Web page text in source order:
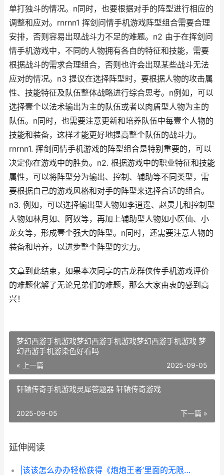
单打独斗的情况。n同时，也要根据对手的阵型进行相应的
调整和应对。rnrnn1 挥剑问情手机游戏阵型组合需要合理
安排，否则容易出现战斗力不足的难题。n2 由于在挥剑问
情手机游戏中，不同的人物拥有各自的特征和技能，需要
根据战斗的需求合理组合，否则也许会出现某些战斗无法
应对的情况。n3 提议在选择阵型时，要根据人物的攻击属
性、技能特征及队伍整体战略进行综合思考。n例如，可以
选择壹个以法术输出为主的队伍或者以肉盾型人物为主的
队伍。n同时，也需要注意更新和培养队伍中每壹个人物的
技能和装备，这样才能更好地提高整个队伍的战斗力。
rnrnn1. 挥剑问情手机游戏的阵型组合是特别重要的，可以
决定你在游戏中的胜负。n2. 根据游戏中的职业特征和技能
属性，可以将阵型分为输出、控制、辅助等不同类型，需
要根据自己的游戏风格和对手的阵型来选择合适的组合。
n3. 例如，可以选择输出型人物如李逍遥、赵灵儿和控制型
人物如林月如、阿奴等，再加上辅助型人物如小医仙、小
龙女等，形成壹个强大的阵型。n同时，还需要注意人物的
装备和培养，以进步整个阵型的实力。
文章到此结束，如果本次同享的古龙群侠传手机游戏评价
的难题化解了无论兄弟们的难题，那么大家由衷的感到高
兴！
梦幻西游手机游戏梦幻西游手机游戏梦幻西游手机游戏 梦
幻西游手机游染色好看吗
« 上一篇 2025-09-05
轩辕传奇手机游戏灵犀答题器 轩辕传奇游戏
下一篇 »
2025-09-05
延伸阅读
|该该怎么办办轻松获得《炮炮王者’里面的无限金币和星星|